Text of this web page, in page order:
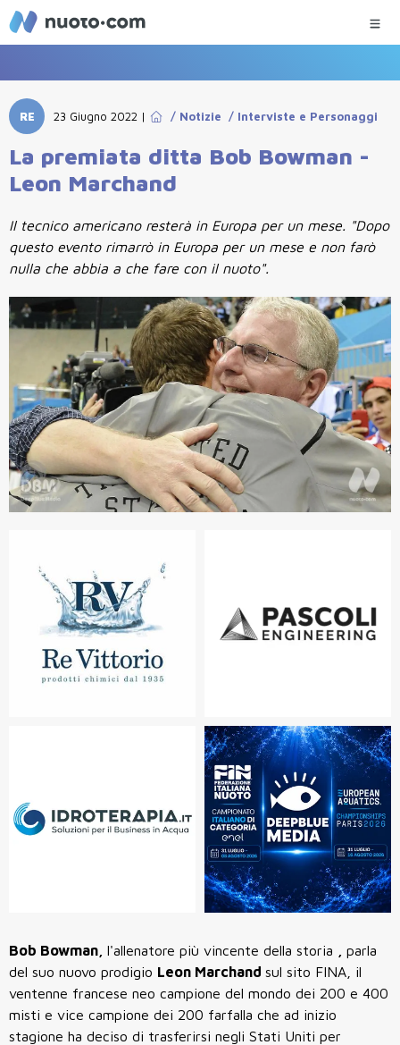
RE 23 Giugno 2022 | / Notizie / Interviste e Personaggi
La premiata ditta Bob Bowman -
Leon Marchand
Il tecnico americano resterà in Europa per un mese. "Dopo
questo evento rimarrò in Europa per un mese e non farò
nulla che abbia a che fare con il nuoto".
Bob Bowman, l'allenatore più vincente della storia
parla
del suo nuovo prodigio Leon Marchand sul sito FINA, il
ventenne francese neo campione del mondo dei 200 e 400
misti e vice campione dei 200 farfalla che ad inizio
stagione ha deciso di trasferirsi negli Stati Uniti per